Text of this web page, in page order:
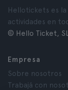
Hellotickets es
actividades en
© Hello Ticket,
Empresa
Sobre nosotros
Trabajá con